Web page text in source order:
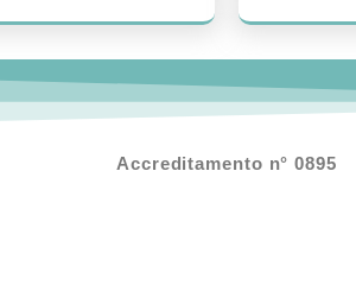
Accreditamento n° 0895